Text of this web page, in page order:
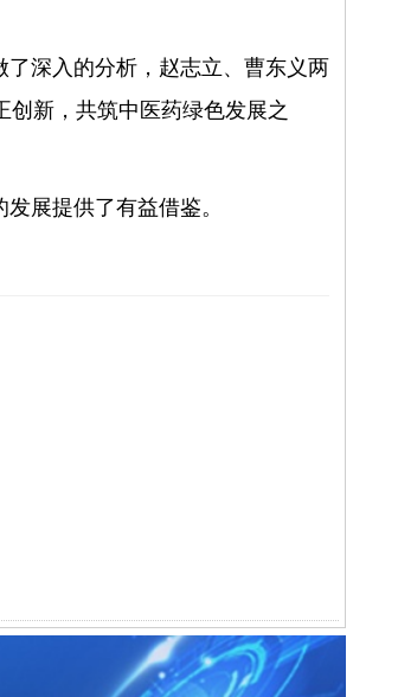
深入的分析，赵志立、曹东义两
创新，共筑中医药绿色发展之
展提供了有益借鉴。